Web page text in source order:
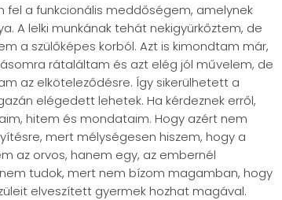
a funkcionális meddőségem, amelynek
A lelki munkának tehát nekigyürkőztem, de
a szülőképes korból. Azt is kimondtam már,
rátaláltam és azt elég jól művelem, de
az elköteleződésre. Így sikerülhetett a
elégedett lehetek. Ha kérdeznek erről,
hitem és mondataim. Hogy azért nem
mert mélységesen hiszem, hogy a
az orvos, hanem egy, az embernél
tudok, mert nem bízom magamban, hogy
elveszített gyermek hozhat magával.